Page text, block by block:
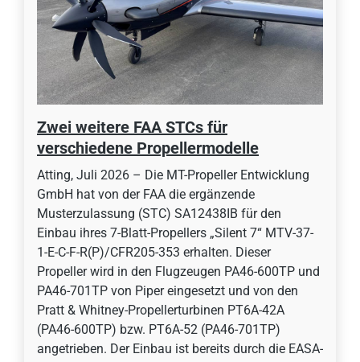
Zwei weitere FAA STCs für
verschiedene Propellermodelle
Atting, Juli 2026 – Die MT-Propeller Entwicklung
GmbH hat von der FAA die ergänzende
Musterzulassung (STC) SA12438IB für den
Einbau ihres 7-Blatt-Propellers „Silent 7“ MTV-37-
1-E-C-F-R(P)/CFR205-353 erhalten. Dieser
Propeller wird in den Flugzeugen PA46-600TP und
PA46-701TP von Piper eingesetzt und von den
Pratt & Whitney-Propellerturbinen PT6A-42A
(PA46-600TP) bzw. PT6A-52 (PA46-701TP)
angetrieben. Der Einbau ist bereits durch die EASA-